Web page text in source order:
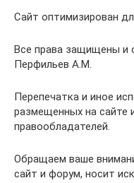
Сайт оптимизирован
Все права защищены и
Перфильев А.М.
Перепечатка и иное
размещенных на сайте
правообладателей.
Обращаем ваше
сайт и форум, носит